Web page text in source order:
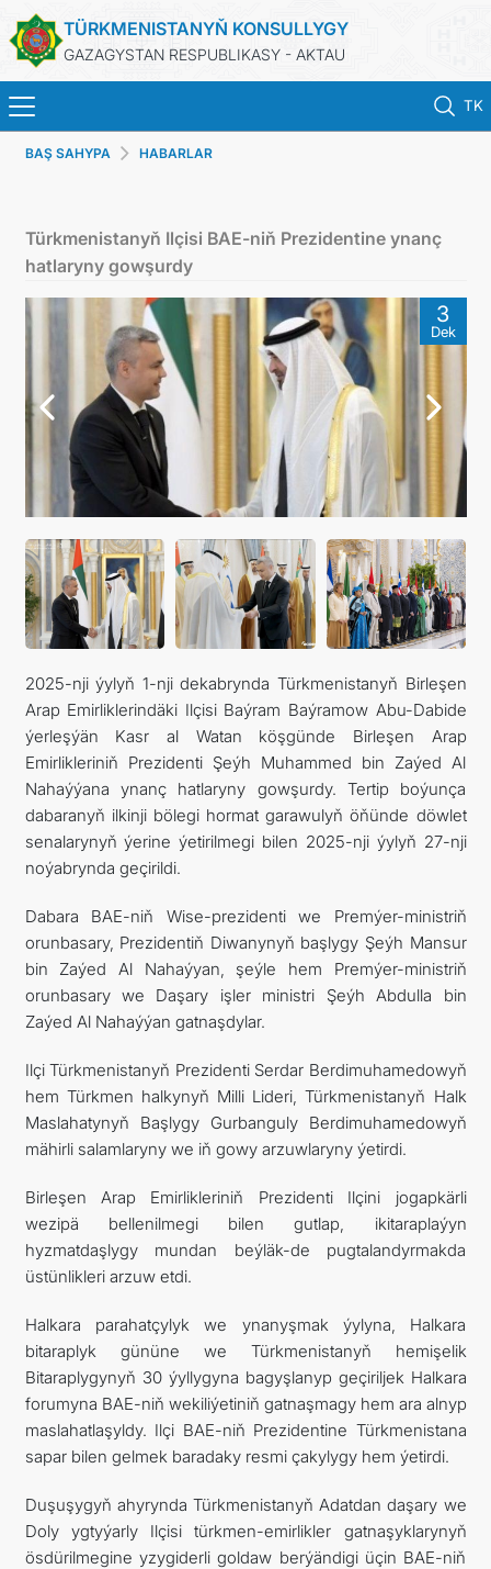
TÜRKMENISTANYŇ KONSULLYGY
GAZAGYSTAN RESPUBLIKASY - AKTAU
TK
ГЛАВНАЯ
ТУРКМЕНИСТАН
КОНСУЛЬСКИЕ УСЛУГИ
ЗАПИСЬ НА ПРИЕМ
КОНТАКТНЫЕ ДАННЫЕ
ДОКУМЕНТЫ
ПРАЗДНИЧНЫЕ И ПАМЯТНЫЕ ДНИ
BAŞ SAHYPA HABARLAR
Türkmenistanyň Ilçisi BAE-niň Prezidentine ynanç
hatlaryny gowşurdy
3
Dek
2025-nji ýylyň 1-nji dekabrynda Türkmenistanyň Birleşen
Arap Emirliklerindäki Ilçisi Baýram Baýramow Abu-Dabide
ýerleşýän Kasr al Watan köşgünde Birleşen Arap
Emirlikleriniň Prezidenti Şeýh Muhammed bin Zaýed Al
Nahaýýana ynanç hatlaryny gowşurdy. Tertip boýunça
dabaranyň ilkinji bölegi hormat garawulyň öňünde döwlet
senalarynyň ýerine ýetirilmegi bilen 2025-nji ýylyň 27-nji
noýabrynda geçirildi.
Dabara BAE-niň Wise-prezidenti we Premýer-ministriň
orunbasary, Prezidentiň Diwanynyň başlygy Şeýh Mansur
bin Zaýed Al Nahaýyan, şeýle hem Premýer-ministriň
orunbasary we Daşary işler ministri Şeýh Abdulla bin
Zaýed Al Nahaýýan gatnaşdylar.
Ilçi Türkmenistanyň Prezidenti Serdar Berdimuhamedowyň
hem Türkmen halkynyň Milli Lideri, Türkmenistanyň Halk
Maslahatynyň Başlygy Gurbanguly Berdimuhamedowyň
mähirli salamlaryny we iň gowy arzuwlaryny ýetirdi.
Birleşen Arap Emirlikleriniň Prezidenti Ilçini jogapkärli
wezipä bellenilmegi bilen gutlap, ikitaraplaýyn
hyzmatdaşlygy mundan beýläk-de pugtalandyrmakda
üstünlikleri arzuw etdi.
Halkara parahatçylyk we ynanyşmak ýylyna, Halkara
bitaraplyk gününe we Türkmenistanyň hemişelik
Bitaraplygynyň 30 ýyllygyna bagyşlanyp geçiriljek Halkara
forumyna BAE-niň wekiliýetiniň gatnaşmagy hem ara alnyp
maslahatlaşyldy. Ilçi BAE-niň Prezidentine Türkmenistana
sapar bilen gelmek baradaky resmi çakylygy hem ýetirdi.
Duşuşygyň ahyrynda Türkmenistanyň Adatdan daşary we
Doly ygtyýarly Ilçisi türkmen-emirlikler gatnaşyklarynyň
ösdürilmegine yzygiderli goldaw berýändigi üçin BAE-niň